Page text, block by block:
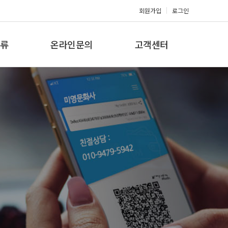
회원가입 로그인
온라인문의
견적문의
고객센터
공지사항
갤러리